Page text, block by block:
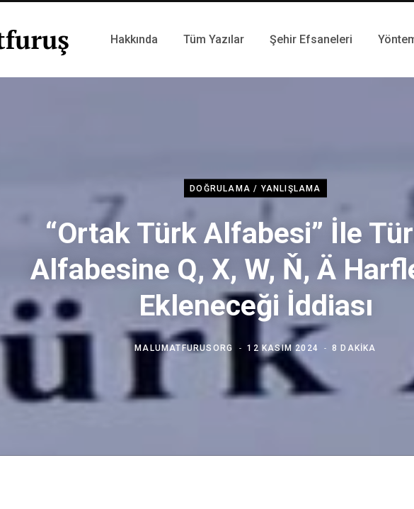
Hakkında Tüm Yazılar Şehir Efsaneleri
DOĞRULAMA / YANLIŞLAMA
“Ortak Türk Alfabesi” İle
Alfabesine Q, X, W, Ň, Ä
Ekleneceği İddiası
MALUMATFURUSORG 12 KASIM 2024 8 DAKIKA